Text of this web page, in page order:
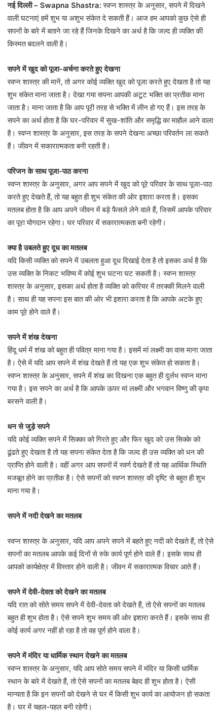
नई दिल्ली – Swapna Shastra:स्वप्न शास्त्र के अनुसार, सपने में दिखने
वाली घटनाएं हमें शुभ या अशुभ संकेत दे सकती हैं। आज हम आपको कुछ ऐसे ही
सपनों के बारे में बताने जा रहे हैं जिनके दिखने का अर्थ है कि जल्द ही व्यक्ति की
किस्मत बदलने वाली है।
सपने में खुद को पूजा-अर्चना करते हुए देखना
स्वप्न शास्त्र की मानें, तो अगर कोई व्यक्ति खुद को पूजा करते हुए देखता है तो यह
शुभ संकेत माना जाता है। देखा गया सपना आपकी अटूट भक्ति का प्रतीक माना
जाता है। माना जाता है कि आप पूरी तरह से भक्ति में लीन हो गए हैं। इस तरह के
सपने का अर्थ होता है कि घर-परिवार में सुख-शांति और समृद्धि का माहौल आने वाला
है। स्वप्न शास्त्र के अनुसार, इस तरह के सपने देखना अच्छा परिवर्तन ला सकते
हैं। जीवन में सकारात्मकता बनी रहती है।
परिजन के साथ पूजा-पाठ करना
स्वप्न शास्त्र के अनुसार, अगर आप सपने में खुद को पूरे परिवार के साथ पूजा-पाठ
करते हुए देखते हैं, तो यह बहुत ही शुभ संकेत की ओर इशारा करता है। इसका
मतलब होता है कि आप अपने जीवन में बड़े फैसले लेने वाले हैं, जिसमें आपके परिवार
का पूरा योगदान रहेगा। घर परिवार में सकारात्मकता बनी रहेगी।
क्या है उबलते हुए दूध का मतलब
यदि किसी व्यक्ति को सपने में उबलता हुआ दूध दिखाई देता है तो इसका अर्थ है कि
उस व्यक्ति के निकट भविष्य में कोई शुभ घटना घट सकती है। स्वप्न शास्त्र
शास्त्र के अनुसार, इसका अर्थ होता है व्यक्ति को करियर में तरक्की मिलने वाली
है। साथ ही यह सपना इस बात की ओर भी इशारा करता है कि आपके अटके हुए
काम पूरे होने वाले हैं।
सपने में शंख देखना
हिंदू धर्म में शंख को बहुत ही पवित्र माना गया है। इसमें मां लक्ष्मी का वास माना जाता
है। ऐसे में यदि आप सपने में शंख देखते हैं तो यह एक शुभ संकेत हो सकता है।
स्वप्न शास्त्र के अनुसार, सपने में शंख का दिखना एक बहुत ही दुर्लभ स्वप्न माना
गया है। इस सपने का अर्थ है कि आपके ऊपर मां लक्ष्मी और भगवान विष्णु की कृपा
बरसने वाली है।
धन से जुड़े सपने
यदि कोई व्यक्ति सपने में सिक्का को गिरते हुए और फिर खुद को उस सिक्के को
ढूंढते हुए देखता है तो यह सपना संकेत देता है कि जल्द ही उस व्यक्ति को धन की
प्राप्ति होने वाली है। वहीं अगर आप सपनों में स्वर्ण देखते हैं तो यह आर्थिक स्थिति
मजबूत होने का प्रतीक है। ऐसे सपनों को स्वप्न शास्त्र की दृष्टि से बहुत ही शुभ
माना गया है।
सपने में नदी देखने का मतलब
स्वप्न शास्त्र के अनुसार, यदि आप अपने सपने में बहते हुए नदी को देखते हैं, तो ऐसे
सपनों का मतलब आपके कई दिनों से रुके कार्य पूर्ण होने वाले हैं। इसके साथ ही
आपको कार्यक्षेत्र में विस्तार होने वाली है। जीवन में सकारात्मक विचार आते हैं।
सपने में देवी-देवता को देखने का मतलब
यदि रात को सोते समय सपने में देवी-देवता को देखते हैं, तो ऐसे सपनों का मतलब
बहुत ही शुभ होता है। ऐसे सपने शुभ समय की ओर इशारा करते हैं। इसके साथ ही
कोई कार्य अगर नहीं हो रहा है तो वह पूर्ण होने वाला है।
सपने में मंदिर या धार्मिक स्थान देखने का मतलब
स्वप्न शास्त्र के अनुसार, यदि आप सोते समय सपने में मंदिर या किसी धार्मिक
स्थान के बारे में देखते हैं, तो ऐसे सपनों का मतलब बेहद ही शुभ होता है। ऐसी
मान्यता है कि इन सपनों को देखने से घर में किसी शुभ कार्य का आयोजन हो सकता
है। घर में चहल-पहल बनी रहेगी।